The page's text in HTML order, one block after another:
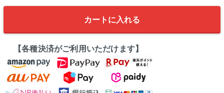
カートに入れる
【各種決済がご利用いただけます】